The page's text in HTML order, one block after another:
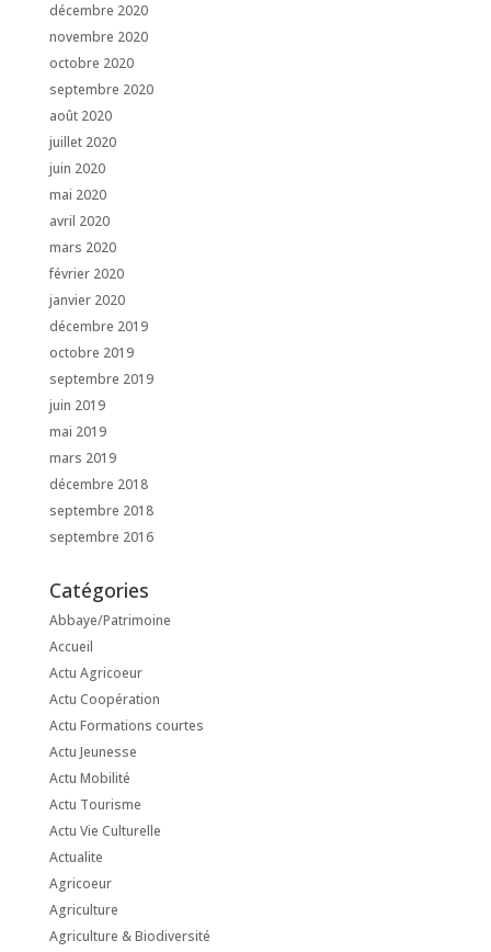
décembre 2020
novembre 2020
octobre 2020
septembre 2020
août 2020
juillet 2020
juin 2020
mai 2020
avril 2020
mars 2020
février 2020
janvier 2020
décembre 2019
octobre 2019
septembre 2019
juin 2019
mai 2019
mars 2019
décembre 2018
septembre 2018
septembre 2016
Catégories
Abbaye/Patrimoine
Accueil
Actu Agricoeur
Actu Coopération
Actu Formations courtes
Actu Jeunesse
Actu Mobilité
Actu Tourisme
Actu Vie Culturelle
Actualite
Agricoeur
Agriculture
Agriculture & Biodiversité